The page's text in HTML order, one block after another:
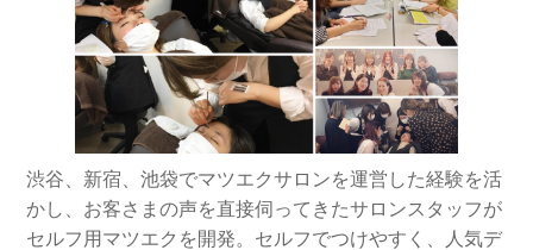
渋谷、新宿、池袋でマツエクサロンを運営した経験を活
かし、お客さまの声を直接伺ってきたサロンスタッフが
セルフ用マツエクを開発。セルフでつけやすく、人気デ